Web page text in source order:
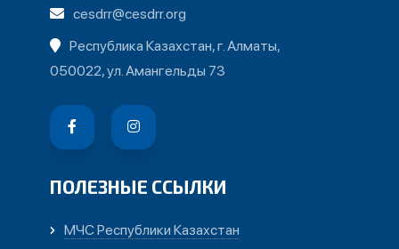
cesdrr@cesdrr.org
Республика Казахстан, г. Алматы,
050022, ул. Амангельды 73
ПОЛЕЗНЫЕ ССЫЛКИ
МЧС Республики Казахстан